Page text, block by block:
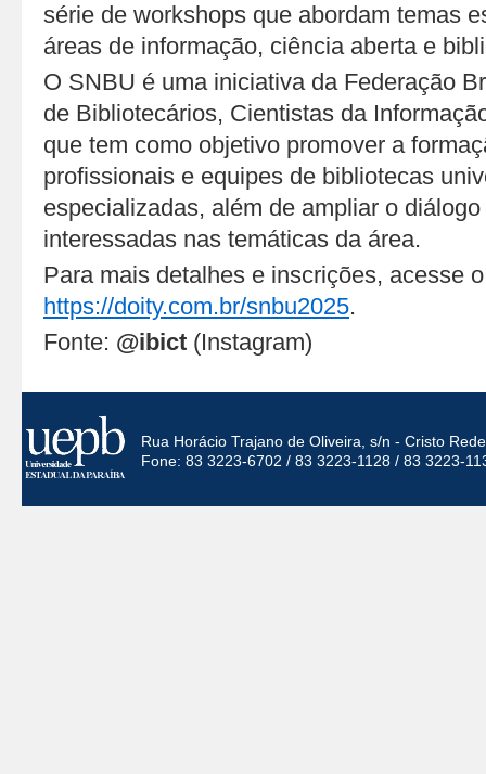
série de workshops que abordam temas
áreas de informação, ciência aberta e
O SNBU é uma iniciativa da Federação
de Bibliotecários, Cientistas da
que tem como objetivo promover a
profissionais e equipes de bibliotecas
especializadas, além de ampliar o
interessadas nas temáticas da área.
Para mais detalhes e inscrições, acesse
https://doity.com.br/snbu2025.
Fonte: @ibict (Instagram)
Rua Horácio Trajano de Oliveira, s/n - Cristo
Fone: 83 3223-6702 / 83 3223-1128 / 83 3223-